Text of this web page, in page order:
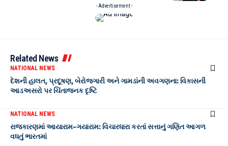
- Advertisement -
Related News
NATIONAL NEWS
દેશની હાલત, પ્રદૂષણ, બેરોજગારી અને ગામડાંની અવગણના: વિકાસની
આડઅસરો પર ચિંતાજનક દૃષ્ટિ
NATIONAL NEWS
રાજકારણમાં આયારામ-ગયારામ: વિચારધારા કરતાં સત્તાનું ગણિત આગળ
વધતું ભારતમાં